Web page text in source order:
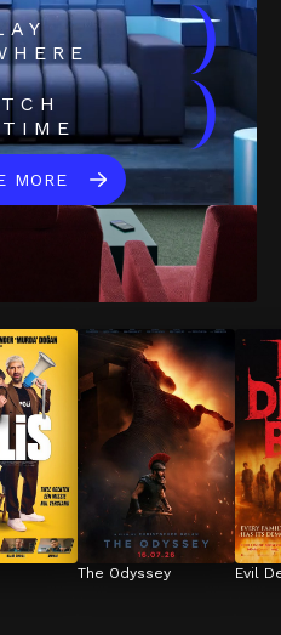
)
)
MORE
The Odyssey Evil